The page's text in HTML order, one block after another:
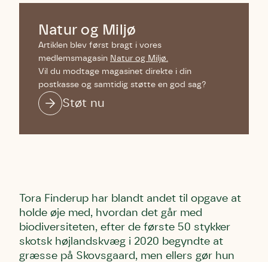
Natur og Miljø
Artiklen blev først bragt i vores
medlemsmagasin Natur og Miljø.
Vil du modtage magasinet direkte i din
postkasse og samtidig støtte en god sag?
Støt nu
Tora Finderup har blandt andet til opgave at
holde øje med, hvordan det går med
biodiversiteten, efter de første 50 stykker
skotsk højlandskvæg i 2020 begyndte at
græsse på Skovsgaard, men ellers gør hun